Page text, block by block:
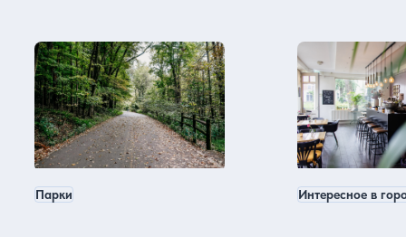
Парки Интересное в